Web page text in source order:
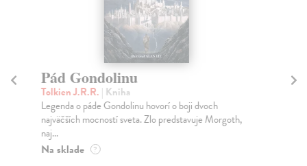
Pád Gondolinu
Tolkien J.R.R. | Kniha
Legenda o páde Gondolinu hovorí o boji dvoch
najväčších mocností sveta. Zlo predstavuje Morgoth,
naj...
Na sklade ?